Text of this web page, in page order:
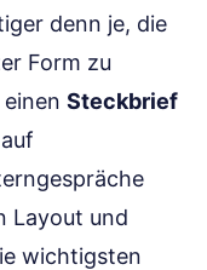
denn je, die
Form zu
Steckbrief
Layout und
wichtigsten